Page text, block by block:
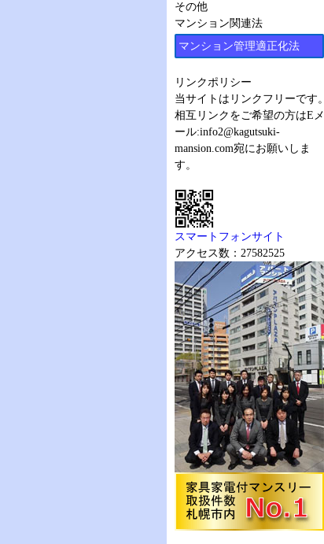
その他
マンション関連法
マンション管理適正化法
リンクポリシー
当サイトはリンクフリーです。
相互リンクをご希望の方はEメ
ール:info2@kagutsuki-
mansion.com宛にお願いしま
す。
スマートフォンサイト
アクセス数：27582525